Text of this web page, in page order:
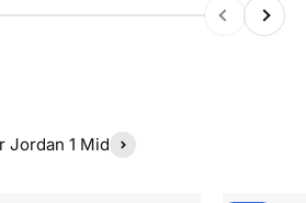
InapoiInainte
Jordan 1 Mid